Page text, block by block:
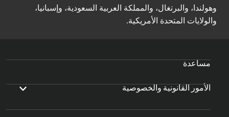
وهولندا، والبرتغال، والمملكة العربية السعودية، وإسبانيا،
والولايات المتحدة الأمريكية.
مساعدة
الأمور القانونية والخصوصية